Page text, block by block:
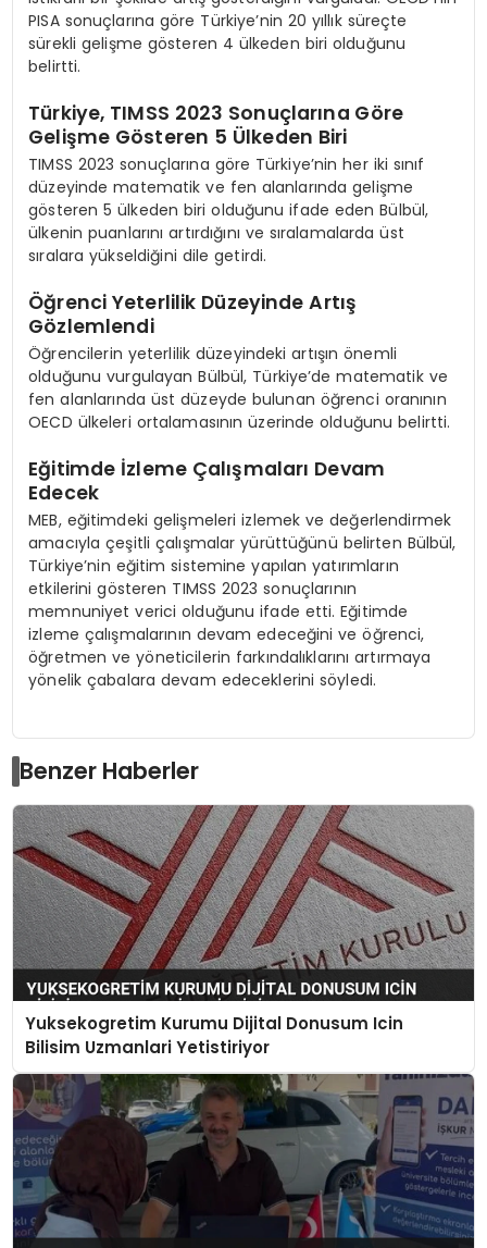
PISA sonuçlarına göre Türkiye’nin 20 yıllık süreçte
sürekli gelişme gösteren 4 ülkeden biri olduğunu
belirtti.
Türkiye, TIMSS 2023 Sonuçlarına Göre
Gelişme Gösteren 5 Ülkeden Biri
TIMSS 2023 sonuçlarına göre Türkiye’nin her iki sınıf
düzeyinde matematik ve fen alanlarında gelişme
gösteren 5 ülkeden biri olduğunu ifade eden Bülbül,
ülkenin puanlarını artırdığını ve sıralamalarda üst
sıralara yükseldiğini dile getirdi.
Öğrenci Yeterlilik Düzeyinde Artış
Gözlemlendi
Öğrencilerin yeterlilik düzeyindeki artışın önemli
olduğunu vurgulayan Bülbül, Türkiye’de matematik ve
fen alanlarında üst düzeyde bulunan öğrenci oranının
OECD ülkeleri ortalamasının üzerinde olduğunu belirtti.
Eğitimde İzleme Çalışmaları Devam
Edecek
MEB, eğitimdeki gelişmeleri izlemek ve değerlendirmek
amacıyla çeşitli çalışmalar yürüttüğünü belirten Bülbül,
Türkiye’nin eğitim sistemine yapılan yatırımların
etkilerini gösteren TIMSS 2023 sonuçlarının
memnuniyet verici olduğunu ifade etti. Eğitimde
izleme çalışmalarının devam edeceğini ve öğrenci,
öğretmen ve yöneticilerin farkındalıklarını artırmaya
yönelik çabalara devam edeceklerini söyledi.
Benzer Haberler
Yuksekogretim Kurumu Dijital Donusum Icin
Bilisim Uzmanlari Yetistiriyor